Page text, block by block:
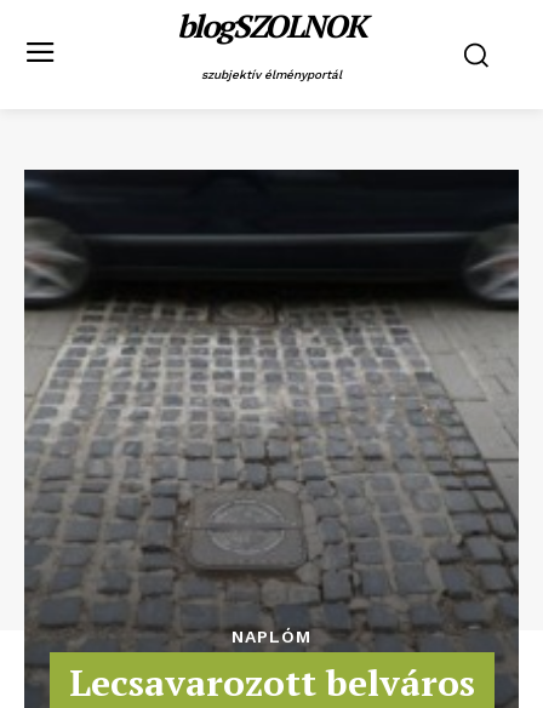
blogSZOLNOK
szubjektív élményportál
NAPLÓM
Lecsavarozott belváros